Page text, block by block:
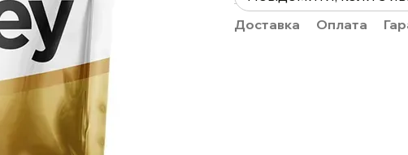
Доставка Оплата